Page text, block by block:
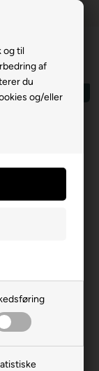
og til
af
du
og/ellerOutlet